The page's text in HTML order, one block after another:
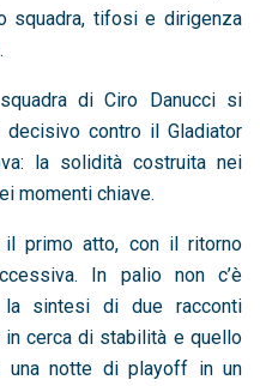
squadra, tifosi e dirigenza
diCiro Danuccisi
decisivo contro il Gladiator
la solidità costruita nei
momenti chiave.
il primo atto, con il ritorno
In palio non c’è
la sintesi di due racconti
in cerca di stabilità e quello
una notte di playoff in un